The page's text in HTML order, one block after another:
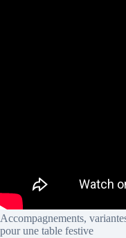
Accompagnements,
pour une table festive